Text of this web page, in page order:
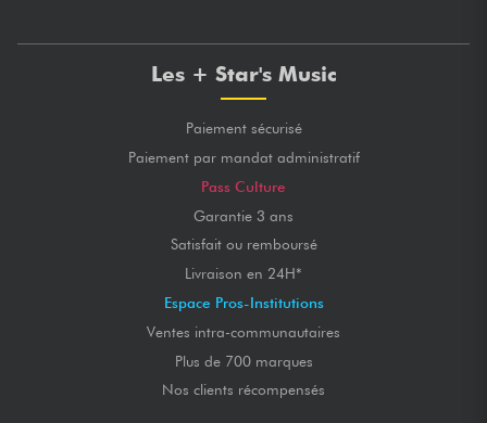
Les + Star's Music
Paiement sécurisé
Paiement par mandat administratif
Pass Culture
Garantie 3 ans
Satisfait ou remboursé
Livraison en 24H*
Espace Pros-Institutions
Ventes intra-communautaires
Plus de 700 marques
Nos clients récompensés